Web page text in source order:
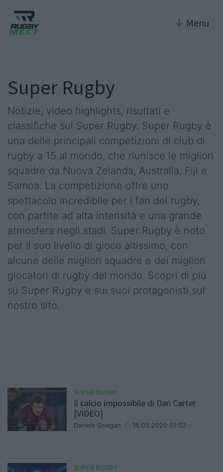
↓ Menu
Super Rugby
Notizie, video highlights, risultati e
classifiche sul Super Rugby. Super Rugby è
una delle principali competizioni di club di
rugby a 15 al mondo, che riunisce le migliori
squadre da Nuova Zelanda, Australia, Fiji e
Samoa. La competizione offre uno
spettacolo incredibile per i fan del rugby,
con partite ad alta intensità e una grande
atmosfera negli stadi. Super Rugby è noto
per il suo livello di gioco altissimo, con
alcune delle migliori squadre e dei migliori
giocatori di rugby del mondo. Scopri di più
su Super Rugby e sui suoi protagonisti sul
nostro sito.
SUPER RUGBY
Il calcio impossibile di Dan Carter
[VIDEO]
Daniele Goegan / 16.05.2020 01:03
SUPER RUGBY